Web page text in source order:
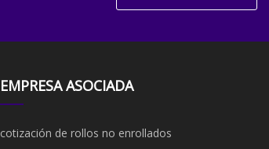
EMPRESA ASOCIADA
cotización de rollos no enrollados